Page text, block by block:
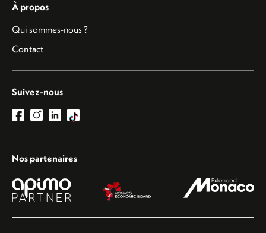
À propos
Qui sommes-nous ?
Contact
Suivez-nous
Nos partenaires